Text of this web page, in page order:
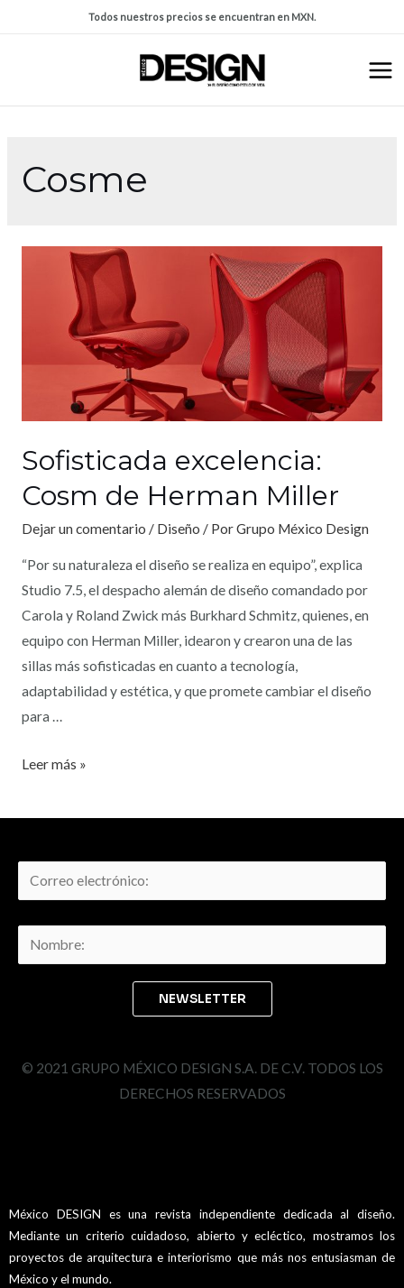
Todos nuestros precios se encuentran en MXN.
Cosme
Sofisticada excelencia:
Cosm de Herman Miller
Dejar un comentario / Diseño / PorGrupo México Design
“Por su naturaleza el diseño se realiza en equipo”, explica
Studio 7.5, el despacho alemán de diseño comandado por
Carola y Roland Zwick más Burkhard Schmitz, quienes, en
equipo con Herman Miller, idearon y crearon una de las
sillas más sofisticadas en cuanto a tecnología,
adaptabilidad y estética, y que promete cambiar el diseño
para …
Leer más »
© 2021 GRUPO MÉXICO DESIGN S.A. DE C.V. TODOS LOS
DERECHOS RESERVADOS
México DESIGN es una revista independiente dedicada al diseño.
Mediante un criterio cuidadoso, abierto y ecléctico, mostramos los
proyectos de arquitectura e interiorismo que más nos entusiasman de
México y el mundo.